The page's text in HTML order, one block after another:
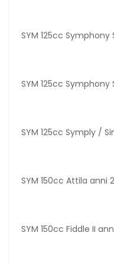
SYM 125cc
SYM 125cc Symphony
SYM 125cc Symply /
SYM 150cc Attila anni
SYM 150cc Fiddle II